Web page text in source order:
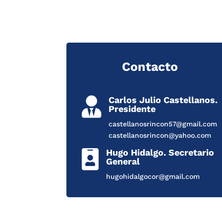
Contacto

Carlos Julio Castellanos.
Presidente
castellanosrincon57@gmail.com
castellanosrincon@yahoo.com

Hugo Hidalgo. Secretario
General
hugohidalgocor@gmail.com